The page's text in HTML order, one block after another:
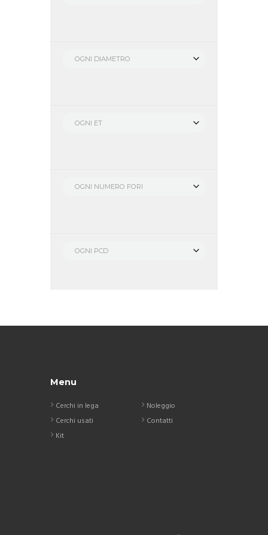
OGNI DIAMETRO
OGNI ET
OGNI NUMERO FORI
OGNI PCD
Menu
Cerchi in lega
Cerchi usati
Kit
Noleggio
Contatti